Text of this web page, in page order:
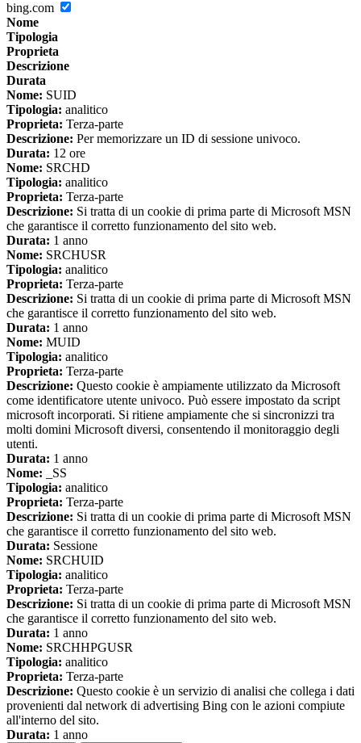
bing.com
Nome
Tipologia
Proprieta
Descrizione
Durata
Nome: SUID
Tipologia: analitico
Proprieta: Terza-parte
Descrizione: Per memorizzare un ID di sessione univoco.
Durata: 12 ore
Nome: SRCHD
Tipologia: analitico
Proprieta: Terza-parte
Descrizione: Si tratta di un cookie di prima parte di Microsoft MSN
che garantisce il corretto funzionamento del sito web.
Durata: 1 anno
Nome: SRCHUSR
Tipologia: analitico
Proprieta: Terza-parte
Descrizione: Si tratta di un cookie di prima parte di Microsoft MSN
che garantisce il corretto funzionamento del sito web.
Durata: 1 anno
Nome: MUID
Tipologia: analitico
Proprieta: Terza-parte
Descrizione: Questo cookie è ampiamente utilizzato da Microsoft
come identificatore utente univoco. Può essere impostato da script
microsoft incorporati. Si ritiene ampiamente che si sincronizzi tra
molti domini Microsoft diversi, consentendo il monitoraggio degli
utenti.
Durata: 1 anno
Nome: _SS
Tipologia: analitico
Proprieta: Terza-parte
Descrizione: Si tratta di un cookie di prima parte di Microsoft MSN
che garantisce il corretto funzionamento del sito web.
Durata: Sessione
Nome: SRCHUID
Tipologia: analitico
Proprieta: Terza-parte
Descrizione: Si tratta di un cookie di prima parte di Microsoft MSN
che garantisce il corretto funzionamento del sito web.
Durata: 1 anno
Nome: SRCHHPGUSR
Tipologia: analitico
Proprieta: Terza-parte
Descrizione: Questo cookie è un servizio di analisi che collega i dati
provenienti dal network di advertising Bing con le azioni compiute
all'interno del sito.
Durata: 1 anno